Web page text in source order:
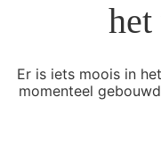
Er is iets moois in
momenteel